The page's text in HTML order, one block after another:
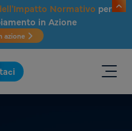
Normativo per
in Azione
azione